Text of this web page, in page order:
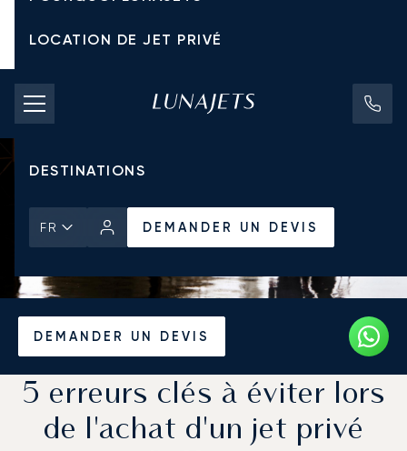
LOCATION DE JET PRIVÉ
TARIFS D'AFFRÈTEMENT
JETS PRIVÉS
DESTINATIONS
FR DEMANDER UN DEVIS
DEMANDER UN DEVIS
5 erreurs clés à éviter lors
de l'achat d'un jet privé